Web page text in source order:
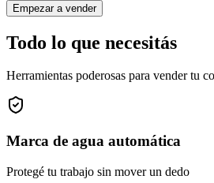
Empezar a vender
Todo lo que necesitás
Herramientas poderosas para vender tu
Marca de agua automática
Protegé tu trabajo sin mover un dedo